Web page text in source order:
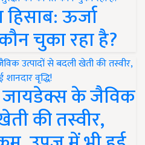
ऊर्जा
चुका रहा है?
जायडेक्स के जैविक
की तस्वीर,